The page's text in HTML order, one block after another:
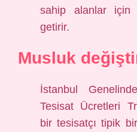
sahip alanlar için
getirir.
Musluk
İstanbul
Tesisat Ücretleri
bir tesisatçı tipik